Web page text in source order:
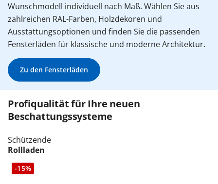
Wunschmodell individuell nach Maß. Wählen Sie aus
zahlreichen RAL-Farben, Holzdekoren und
Ausstattungsoptionen und finden Sie die passenden
Fensterläden für klassische und moderne Architektur.
Zu den Fensterläden
Profiqualität für Ihre neuen
Beschattungssysteme
Schützende
Rollladen
-15%